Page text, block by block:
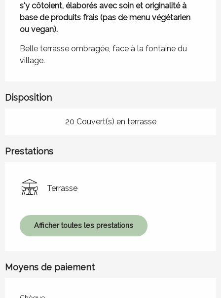
s'y côtoient, élaborés avec soin et originalité à
base de produits frais (pas de menu végétarien
ou vegan).
Belle terrasse ombragée, face à la fontaine du
village.
Disposition
20 Couvert(s) en terrasse
Prestations
Terrasse
Afficher toutes les prestations
Moyens de paiement